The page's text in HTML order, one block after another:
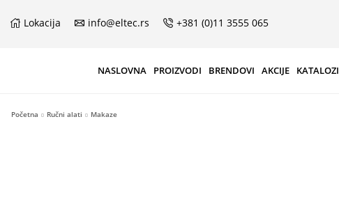
Lokacija info@eltec.rs +381 (0)11 3555 065
NASLOVNA PROIZVODI BRENDOVI AKCIJE KATALOZI
Početna Ručni alati Makaze